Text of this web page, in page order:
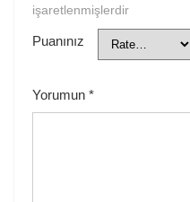
işaretlenmişlerdir
Puanınız
Yorumun *